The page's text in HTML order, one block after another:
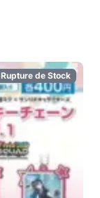
Rupture de Stock